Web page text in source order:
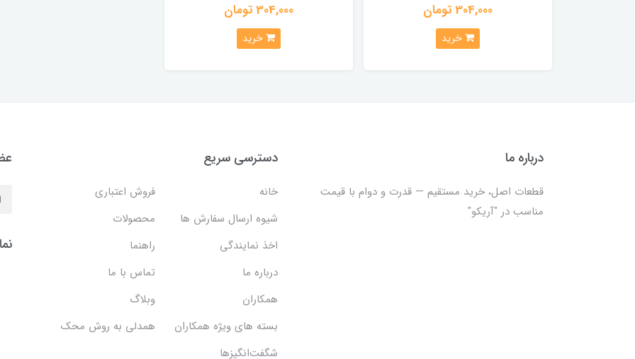
304,000 تومان
خرید
304,000 تومان
خرید
درباره ما
قطعات اصل، خرید مستقیم — قدرت و دوام با قیمت
مناسب در "آریکو"
دسترسی سریع
خانه
فروش اعتباری
شیوه ارسال سفارش ها
محصولات
اخذ نمایندگی
راهنما
درباره ما
تماس با ما
همکاران
وبلاگ
بسته های ویژه همکاران
همدلی به روش محک
شگفت‌انگیزها